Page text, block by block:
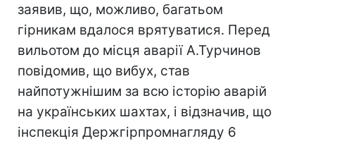
заявив, що, можливо, багатьом
гірникам вдалося врятуватися. Перед
вильотом до місця аварії А.Турчинов
повідомив, що вибух, став
найпотужнішим за всю історію аварій
на українських шахтах, і відзначив, що
інспекція Держгірпромнагляду 6